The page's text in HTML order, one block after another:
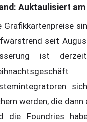
Auktaulisiert am
Grafikkartenpreise
seit
ist
werden, die
die Foundries